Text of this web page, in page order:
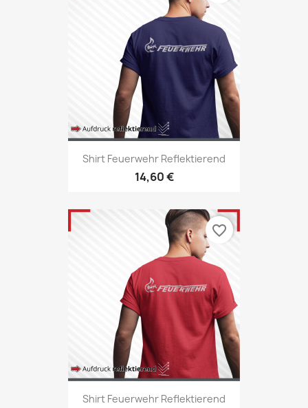
Shirt Feuerwehr Reflektierend
14,60 €
Shirt Feuerwehr Reflektierend
favorite_border